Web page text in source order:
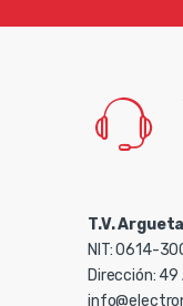
T.V.
NIT: 0614-
Dirección: